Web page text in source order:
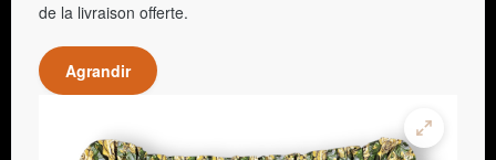
de la livraison offerte.
Agrandir